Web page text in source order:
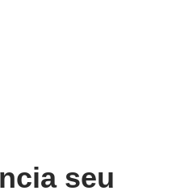
seu